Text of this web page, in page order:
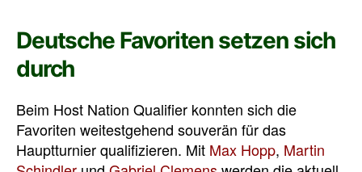
Deutsche Favoriten setzen sich
durch
Beim Host Nation Qualifier konnten sich die
Favoriten weitestgehend souverän für das
Hauptturnier qualifizieren. Mit Max Hopp, Martin